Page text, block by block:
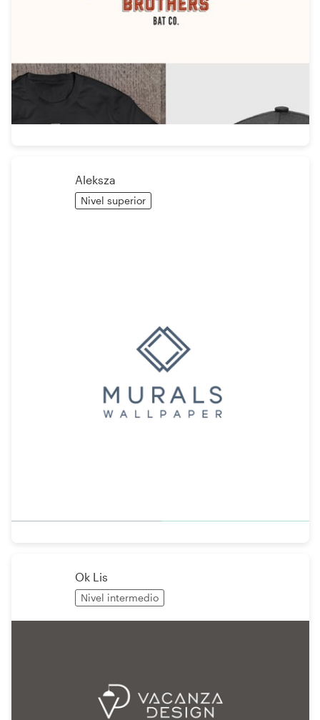
Aleksza
Nivel superior
Ok Lis
Nivel intermedio